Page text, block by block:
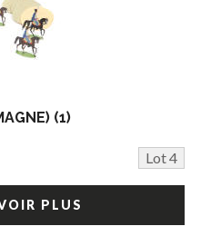
(1)
Lot 4
PLUS